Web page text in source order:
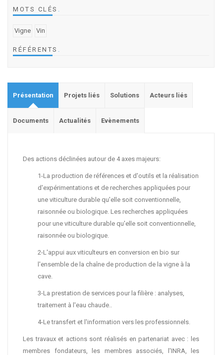
MOTS CLÉS .
Vigne Vin
RÉFÉRENTS .
Présentation Projets liés Solutions Acteurs liés
Documents Actualités Evènements
Des actions déclinées autour de 4 axes majeurs:
1-La production de références et d'outils et la réalisation
d'expérimentations et de recherches appliquées pour
une viticulture durable qu'elle soit conventionnelle,
raisonnée ou biologique. Les recherches appliquées
pour une viticulture durable qu'elle soit conventionnelle,
raisonnée ou biologique.
2-L'appui aux viticulteurs en conversion en bio sur
l'ensemble de la chaîne de production de la vigne à la
cave.
3-La prestation de services pour la filière : analyses,
traitement à l'eau chaude..
4-Le transfert et l'information vers les professionnels.
Les travaux et actions sont réalisés en partenariat avec : les
membres fondateurs, les membres associés, l'INRA, les